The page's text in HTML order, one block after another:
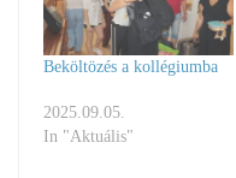
Beköltözés a kollégiumba
2025.09.05.
In "Aktuális"